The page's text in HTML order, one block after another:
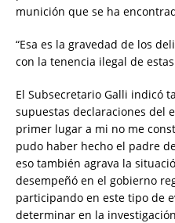
munición que se ha
“Esa es la gravedad de los
con la tenencia ilegal de
El Subsecretario Galli indicó
supuestas declaraciones del
primer lugar a mi no me
pudo haber hecho el padre
eso también agrava la
desempeñó en el gobierno
participando en este tipo de
determinar en la